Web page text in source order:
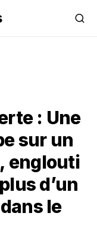
: Une
sur un
englouti
d’un
le